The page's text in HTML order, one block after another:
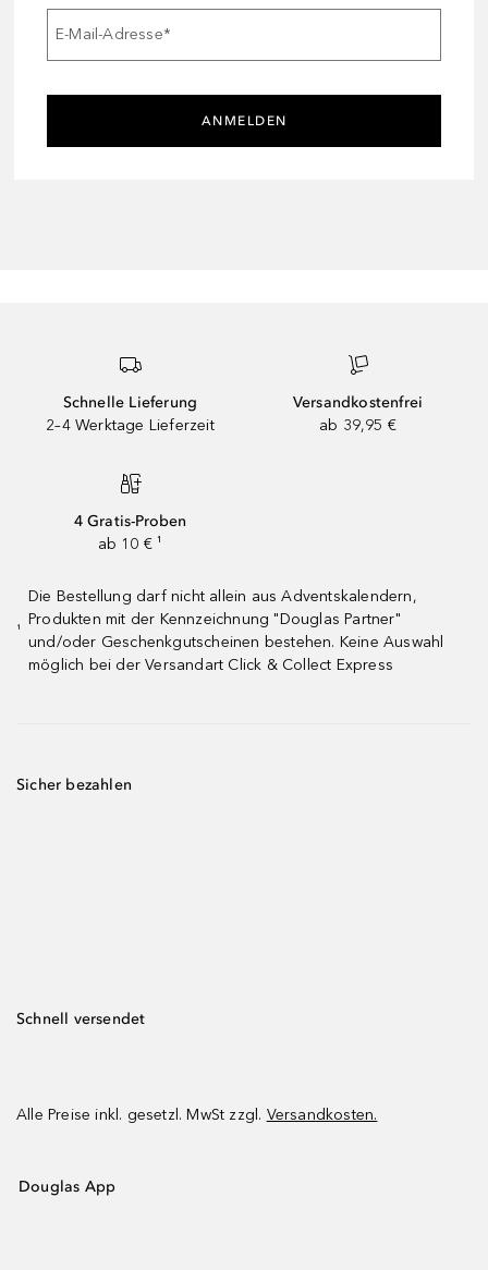
E-Mail-Adresse*
ANMELDEN
Schnelle Lieferung
2–4 Werktage Lieferzeit
Versandkostenfrei
ab 39,95 €
4 Gratis-Proben
ab 10 € ¹
¹
Die Bestellung darf nicht allein aus Adventskalendern,
Produkten mit der Kennzeichnung "Douglas Partner"
und/oder Geschenkgutscheinen bestehen. Keine Auswahl
möglich bei der Versandart Click & Collect Express
Sicher bezahlen
Schnell versendet
Alle Preise inkl. gesetzl. MwSt zzgl. Versandkosten.
Douglas App